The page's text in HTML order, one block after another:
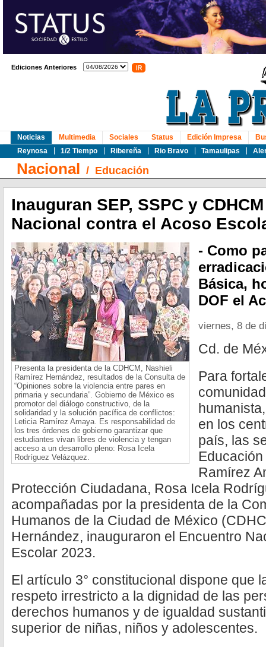
Ediciones Anteriores
Noticias
Reynosa
1/2 Tiempo Ribereña Rio Bravo Tamaulipas
Multimedia Sociales Status Edición Impresa
Nacional / Educación
Inauguran SEP, SSPC y
Nacional contra el Acoso
Presenta la presidenta de la CDHCM, Nashieli
Ramírez Hernández, resultados de la Consulta de
“Opiniones sobre la violencia entre pares en
primaria y secundaria”. Gobierno de México es
promotor del diálogo constructivo, de la
solidaridad y la solución pacífica de conflictos:
Leticia Ramírez Amaya. Es responsabilidad de
los tres órdenes de gobierno garantizar que
estudiantes vivan libres de violencia y tengan
acceso a un desarrollo pleno: Rosa Icela
Rodríguez Velázquez.
- Como
Básica,
DOF el
viernes, 8 de
Cd. de
Para
en los
país, las
Ramírez
Protección Ciudadana, Rosa Icela
acompañadas por la presidenta de la
Humanos de la Ciudad de México
Hernández, inauguraron el Encuentro
Escolar 2023.
El artículo 3° constitucional dispone que
respeto irrestricto a la dignidad de las
derechos humanos y de igualdad
superior de niñas, niños y adolescentes.